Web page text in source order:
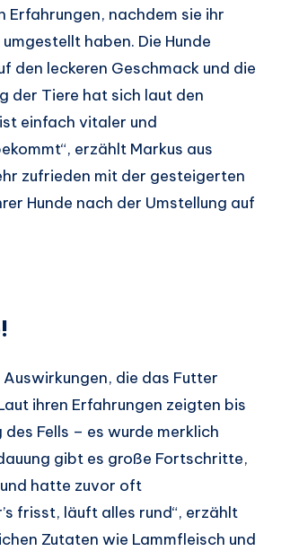
nachdem sie ihr
haben. Die Hunde
den leckeren Geschmack und die
der Tiere hat sich laut den
einfach vitaler und
erzählt Markus aus
zufrieden mit der gesteigerten
Hunde nach der Umstellung auf
die das Futter
ihren Erfahrungen zeigten bis
Fells – es wurde merklich
gibt es große Fortschritte,
hatte zuvor oft
frisst, läuft alles rund“, erzählt
Zutaten wie Lammfleisch und